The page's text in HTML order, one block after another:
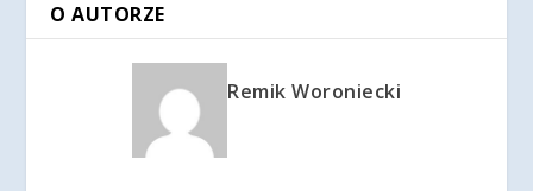
O AUTORZE
Remik Woroniecki